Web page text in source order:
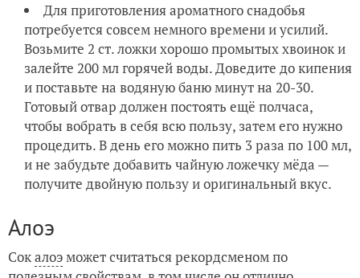
Для приготовления ароматного снадобья
потребуется совсем немного времени и усилий.
Возьмите 2 ст. ложки хорошо промытых хвоинок и
залейте 200 мл горячей воды. Доведите до кипения
и поставьте на водяную баню минут на 20-30.
Готовый отвар должен постоять ещё полчаса,
чтобы вобрать в себя всю пользу, затем его нужно
процедить. В день его можно пить 3 раза по 100 мл,
и не забудьте добавить чайную ложечку мёда —
получите двойную пользу и оригинальный вкус.
Алоэ
Сокалоэможет считаться рекордсменом по